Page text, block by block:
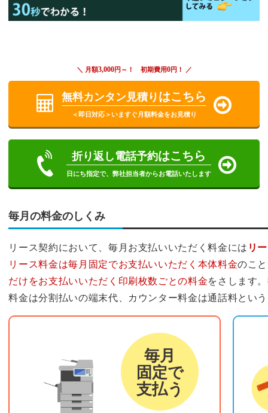
＼ 月額3,000円～！ 初期費用0円！ ／
無料カンタン見積り はこちら
＜即日対応＞いますぐ月額料金をお見積り
折り返し電話予約はこちら
日にち指定で、弊社担当者からお電話いたします
毎月の料金のしくみ
リース契約において、毎月お支払いいただく料金には リ
リース料金は毎月固定でお支払いいただく本体料金のこ
だけをお支払いいただく印刷枚数ごとの料金をさします
料金は分割払いの端末代、カウンター料金は通話料とい
毎月
固定で
支払う